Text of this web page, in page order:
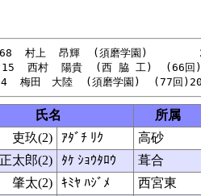
村上  昂輝  (須磨学園)
西村  陽貴  (西 脇 工)  (66回
氏名
所属
吏玖(2) ｱﾀﾞﾁ ﾘｸ
高砂
太郎(2) ﾀｹ ｼｮｳﾀﾛｳ
葺合
肇太(2) ｷﾐﾔ ﾊｼﾞﾒ
西宮東